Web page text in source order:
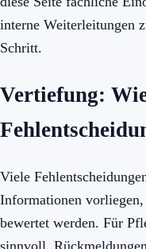
interne Weiterleitungen
Schritt.
Vertiefung:
Viele
Informationen
bewertet werden. Für
sinnvoll,